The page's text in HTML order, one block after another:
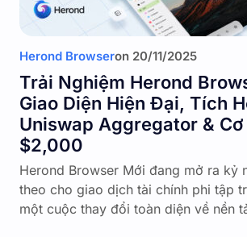
Herond Browseron 20/11/2025
Trải Nghiệm Herond
Giao Diện Hiện Đại, Tích
Uniswap Aggregator &
$2,000
Herond Browser Mới đang mở ra kỷ
theo cho giao dịch tài chính phi tập
một cuộc thay đổi toàn diện về nền